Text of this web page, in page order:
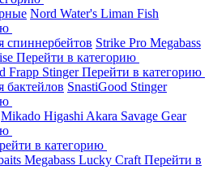
Nord Water's Liman Fish
Strike Pro Megabass
Перейти в категорию
Frapp StingerПерейти в категорию
SnastiGood Stinger
Mikado Higashi Akara Savage Gear
в категорию
Megabass Lucky Craft Перейти в